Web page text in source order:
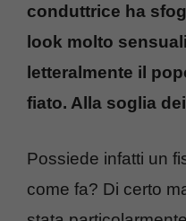
conduttrice ha
look molto
letteralmente il
fiato. Alla soglia
Possiede infatti un
come fa? Di certo